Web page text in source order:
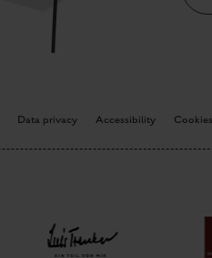
Data privacy Accessibility Cookies